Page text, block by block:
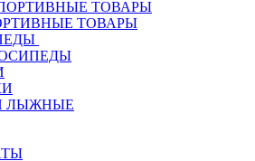
ТОВАРЫ
ЛЫЖНЫЕ